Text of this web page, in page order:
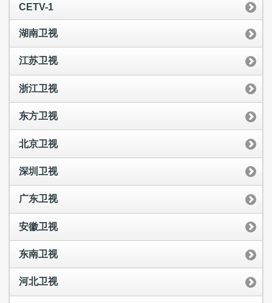
CETV-1
湖南卫视
江苏卫视
浙江卫视
东方卫视
北京卫视
深圳卫视
广东卫视
安徽卫视
东南卫视
河北卫视